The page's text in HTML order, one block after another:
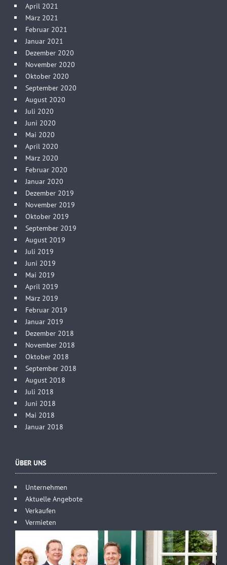
April 2021
März 2021
Februar 2021
Januar 2021
Dezember 2020
November 2020
Oktober 2020
September 2020
August 2020
Juli 2020
Juni 2020
Mai 2020
April 2020
März 2020
Februar 2020
Januar 2020
Dezember 2019
November 2019
Oktober 2019
September 2019
August 2019
Juli 2019
Juni 2019
Mai 2019
April 2019
März 2019
Februar 2019
Januar 2019
Dezember 2018
November 2018
Oktober 2018
September 2018
August 2018
Juli 2018
Juni 2018
Mai 2018
Januar 2018
ÜBER UNS
Unternehmen
Aktuelle Angebote
Verkaufen
Vermieten